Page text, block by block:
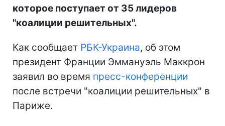
которое поступает от 35 лидеров
"коалиции решительных".
Как сообщает РБК-Украина, об этом
президент Франции Эммануэль Маккрон
заявил во время пресс-конференции
после встречи "коалиции решительных" в
Париже.